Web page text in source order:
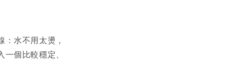
水不用太燙，
個比較穩定、